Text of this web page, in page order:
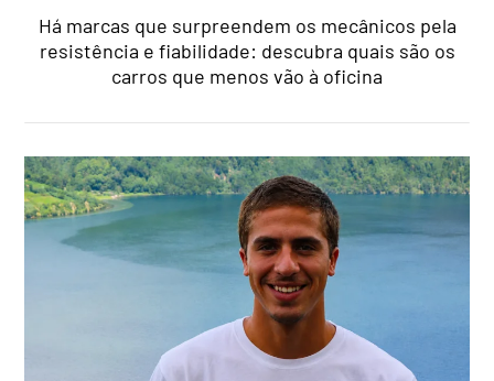
Há marcas que surpreendem os mecânicos pela
resistência e fiabilidade: descubra quais são os
carros que menos vão à oficina